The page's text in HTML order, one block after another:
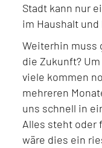
Stadt kann nur
im Haushalt
Weiterhin muss
die Zukunft?
viele kommen
mehreren
uns schnell in
Alles steht oder
wäre dies ein